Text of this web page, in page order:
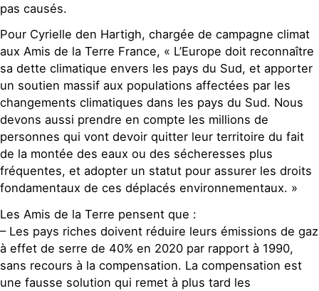
pas causés.
Pour Cyrielle den Hartigh, chargée de campagne climat
aux Amis de la Terre France, « L’Europe doit reconnaître
sa dette climatique envers les pays du Sud, et apporter
un soutien massif aux populations affectées par les
changements climatiques dans les pays du Sud. Nous
devons aussi prendre en compte les millions de
personnes qui vont devoir quitter leur territoire du fait
de la montée des eaux ou des sécheresses plus
fréquentes, et adopter un statut pour assurer les droits
fondamentaux de ces déplacés environnementaux. »
Les Amis de la Terre pensent que :
– Les pays riches doivent réduire leurs émissions de gaz
à effet de serre de 40% en 2020 par rapport à 1990,
sans recours à la compensation. La compensation est
une fausse solution qui remet à plus tard les